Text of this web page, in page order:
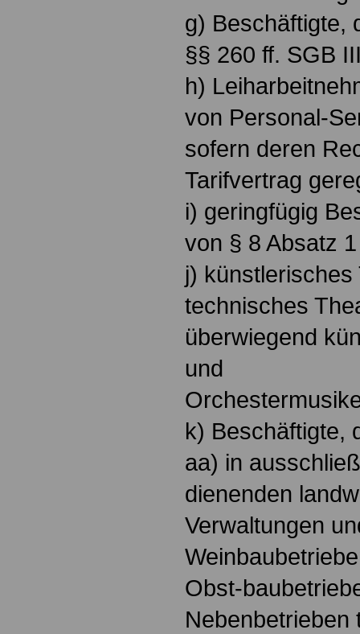
g) Beschäftigte,
§§ 260 ff. SGB
h)
von Personal-
sofern deren
Tarifvertrag
i) geringfügig
von § 8 Absatz
j)
technisches
überwiegend
und
k) Beschäftigte,
aa) in
dienenden
Verwaltungen
Obst-
Nebenbetrieben